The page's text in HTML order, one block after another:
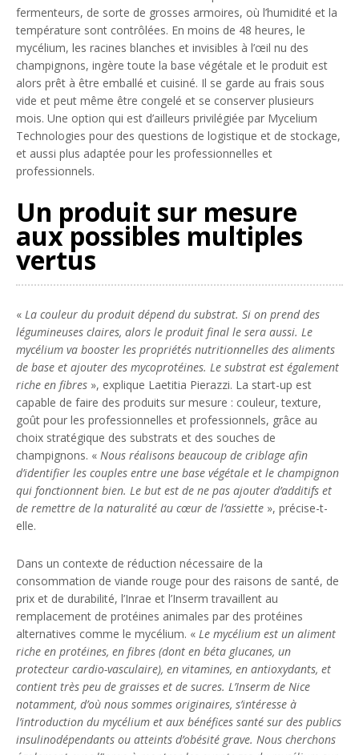
fermenteurs, de sorte de grosses armoires, où l’humidité et la
température sont contrôlées. En moins de 48 heures, le
mycélium, les racines blanches et invisibles à l’œil nu des
champignons, ingère toute la base végétale et le produit est
alors prêt à être emballé et cuisiné. Il se garde au frais sous
vide et peut même être congelé et se conserver plusieurs
mois. Une option qui est d’ailleurs privilégiée par Mycelium
Technologies pour des questions de logistique et de stockage,
et aussi plus adaptée pour les professionnelles et
professionnels.
Un produit sur mesure
aux possibles multiples
vertus
« La couleur du produit dépend du substrat. Si on prend des
légumineuses claires, alors le produit final le sera aussi. Le
mycélium va booster les propriétés nutritionnelles des aliments
de base et ajouter des mycoprotéines. Le substrat est également
riche en fibres », explique Laetitia Pierazzi. La start-up est
capable de faire des produits sur mesure : couleur, texture,
goût pour les professionnelles et professionnels, grâce au
choix stratégique des substrats et des souches de
champignons. « Nous réalisons beaucoup de criblage afin
d’identifier les couples entre une base végétale et le champignon
qui fonctionnent bien. Le but est de ne pas ajouter d’additifs et
de remettre de la naturalité au cœur de l’assiette », précise-t-
elle.
Dans un contexte de réduction nécessaire de la
consommation de viande rouge pour des raisons de santé, de
prix et de durabilité, l’Inrae et l’Inserm travaillent au
remplacement de protéines animales par des protéines
alternatives comme le mycélium. « Le mycélium est un aliment
riche en protéines, en fibres (dont en béta glucanes, un
protecteur cardio-vasculaire), en vitamines, en antioxydants, et
contient très peu de graisses et de sucres. L’Inserm de Nice
notamment, d’où nous sommes originaires, s’intéresse à
l’introduction du mycélium et aux bénéfices santé sur des publics
insulinodépendants ou atteints d’obésité grave. Nous cherchons